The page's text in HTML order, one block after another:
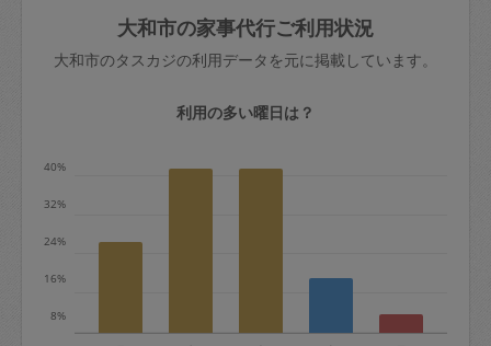
依頼者不在による当日キャンセル＝依頼
金額の100%＋交通費全額
※例：依頼日時／土曜日午前9時開始の場
金曜日9時～土曜日8時まで＝依頼金額の
＋交通費全額
きた場合は損害保険の対象外となるので
ご注意ください。
玉、など
あわせてこちらも参照ください：初めて
はありますか？
大和市の家事代行ご利用状況
大和市のタスカジの利用データを元に掲載しています。
利用の多い曜日は？
8%
16%
24%
32%
40%